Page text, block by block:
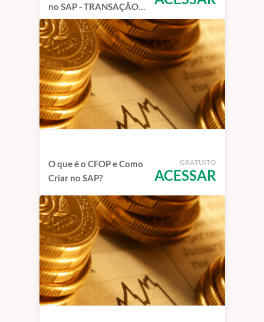
no SAP - TRANSAÇÃO
J1B1N
O que é o CFOP e Como
Criar no SAP?
GRATUITO
ACESSAR